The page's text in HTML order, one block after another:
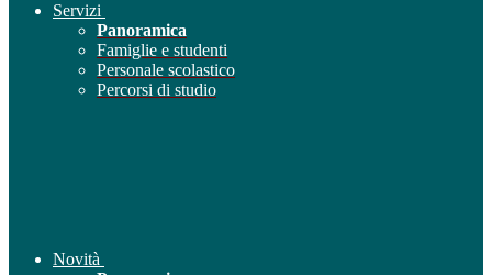
Servizi
Panoramica
Famiglie e studenti
Personale scolastico
Percorsi di studio
Novità